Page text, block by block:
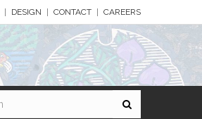
DESIGN CONTACT CAREERS